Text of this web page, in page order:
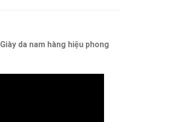
Giày da nam hàng hiệu phong